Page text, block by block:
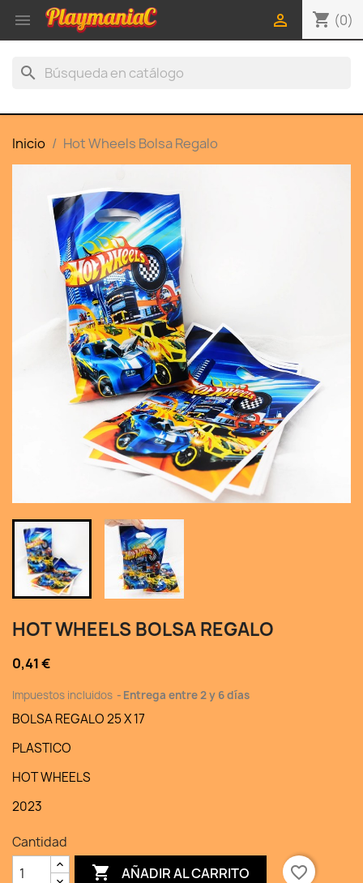
 shopping_cart (0)

search
Inicio Hot Wheels Bolsa Regalo
HOT WHEELS BOLSA REGALO
0,41 €
Impuestos incluidos Entrega entre 2 y 6 días
BOLSA REGALO 25 X 17
PLASTICO
HOT WHEELS
2023
Cantidad
 AÑADIR AL CARRITO
favorite_border